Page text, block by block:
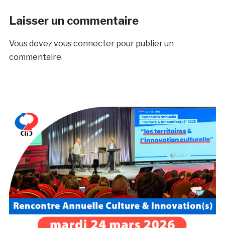
Laisser un commentaire
Vous devezvous connecterpour publier un
commentaire.